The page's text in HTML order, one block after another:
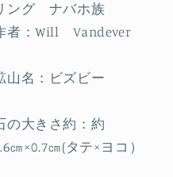
ング ナバホ族
者：Will Vandever
山名：ビズビー
の大きさ約：約
㎝×0.7㎝(タテ×ヨコ）